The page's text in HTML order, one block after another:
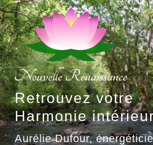
Aller
au
contenu
principal
Retrouvez votre
Harmonie
Aurélie Dufour,